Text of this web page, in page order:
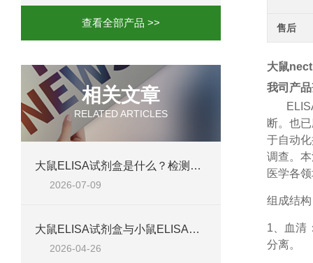
查看全部产品 >>
相关文章
RELATED ARTICLES
大鼠ELISA试剂盒是什么？检测原理、试剂盒组成与适用样本类型全解析
2026-07-09
大鼠ELISA试剂盒与小鼠ELISA试剂盒对比：检测差异、适用物种及实验场景差异化分析
2026-04-26
售后
大鼠
我司产
断。也
于自动
调查。
医学各
组成结构
1、
血清
分离。